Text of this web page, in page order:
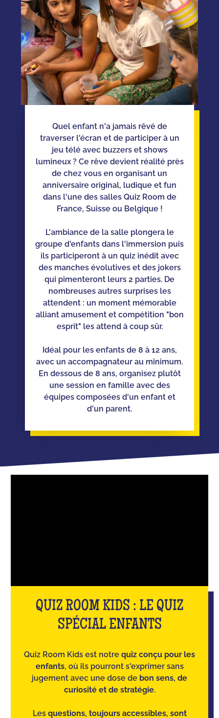
Quel enfant n'a jamais rêvé de
traverser l'écran et de participer à un
jeu télé avec buzzers et shows
lumineux ? Ce rêve devient réalité près
de chez vous en organisant un
anniversaire original, ludique et fun
dans l'une des salles Quiz Room de
France, Suisse ou Belgique !
L'ambiance de la salle plongera le
groupe d'enfants dans l'immersion puis
ils participeront à un quiz inédit avec
des manches évolutives et des jokers
qui pimenteront leurs 2 parties. De
nombreuses autres surprises les
attendent : un moment mémorable
alliant amusement et compétition "bon
esprit" les attend à coup sûr.
Idéal pour les enfants de 8 à 12 ans,
avec un accompagnateur au minimum.
En dessous de 8 ans, organisez plutôt
une session en famille avec des
équipes composées d'un enfant et
d'un parent.
QUIZ ROOM KIDS : LE QUIZ
SPÉCIAL ENFANTS
Quiz Room Kids est notre quiz conçu pour les
enfants, où ils pourront s'exprimer sans
jugement avec une dose de bon sens, de
curiosité et de stratégie.
Les questions, toujours accessibles, sont